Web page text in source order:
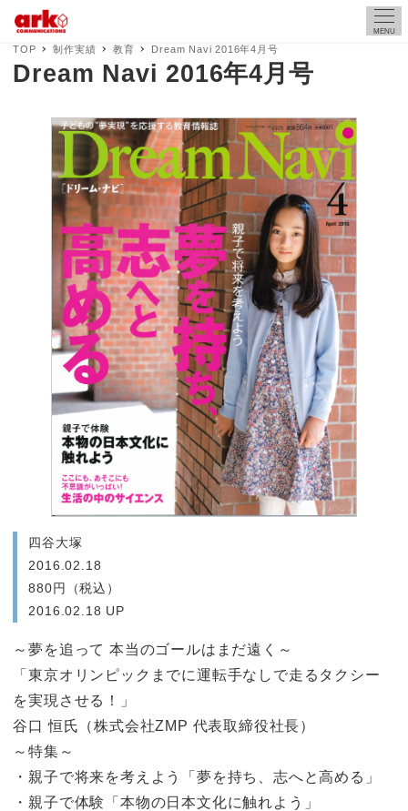
MENU
TOP 制作実績 教育 Dream Navi 2016年4月号
Dream Navi 2016年4月号
四谷大塚
2016.02.18
880円（税込）
2016.02.18 UP
～夢を追って 本当のゴールはまだ遠く～
「東京オリンピックまでに運転手なしで走るタクシー
を実現させる！」
谷口 恒氏（株式会社ZMP 代表取締役社長）
～特集～
・親子で将来を考えよう「夢を持ち、志へと高める」
・親子で体験「本物の日本文化に触れよう」